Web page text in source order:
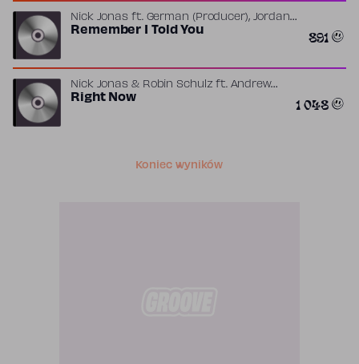
Nick Jonas ft. German (Producer), Jordan
K. Johnson,Marcus “Marc Lo” Lomax
Remember I Told You 891
Nick Jonas & Robin Schulz ft. Andrew
McMahon,JUNKX
Right Now 1 048
Koniec wyników